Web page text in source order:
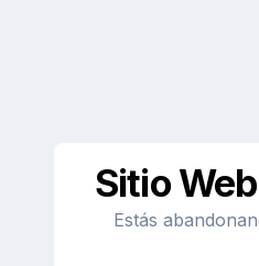
Sitio
Estás